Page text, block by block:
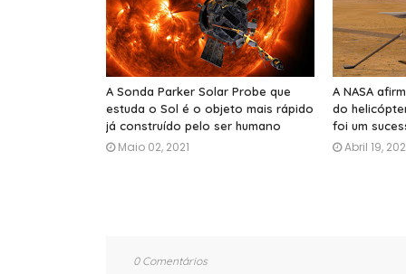
A Sonda Parker Solar Probe que
estuda o Sol é o objeto mais rápido
já construído pelo ser humano
Maio 02, 2021
A NASA
do
foi um
Abril 19,
0 Comentários